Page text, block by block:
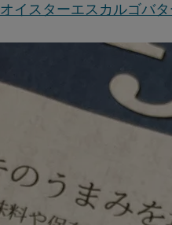
オイスターエスカルゴバタ